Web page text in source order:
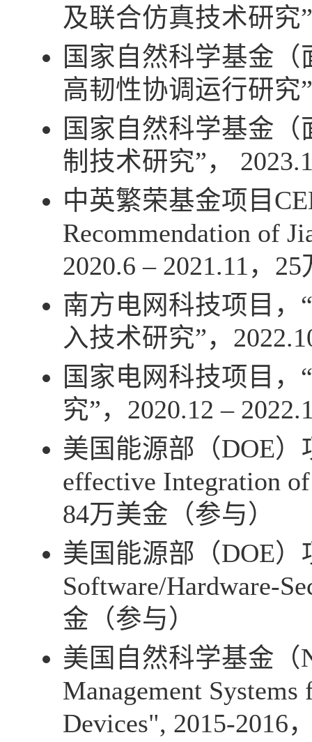
及联合仿真技术研究
国家自然科学基金
高韧性协调运行研究
国家自然科学基金
制技术研究”，
中英繁荣基金项目
Recommendation of
2020.6 – 2021.11 ， 25
南方电网科技项目，
入技术研究”，
国家电网科技项目
究”， 2020.12 –
美国能源部（DOE）
effective Integration
84万美金（参与）
美国能源部（DOE）
Software/Hardware-
金（参与）
美国自然科学基金（
Management
Devices", 2015-2016